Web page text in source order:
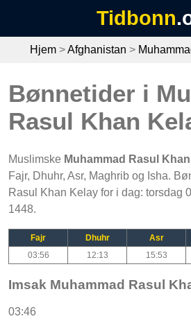
Tidbonn
Hjem>Afghanistan >
Bønnetider i
Rasul Khan
Muslimske Muhammad Rasul
Fajr, Dhuhr, Asr, Maghrib og Isha.
Rasul Khan Kelay for i dag: torsdag
1448.
Fajr Dhuhr Asr
03:56
12:13 15:53
Imsak Muhammad Rasul
03:46